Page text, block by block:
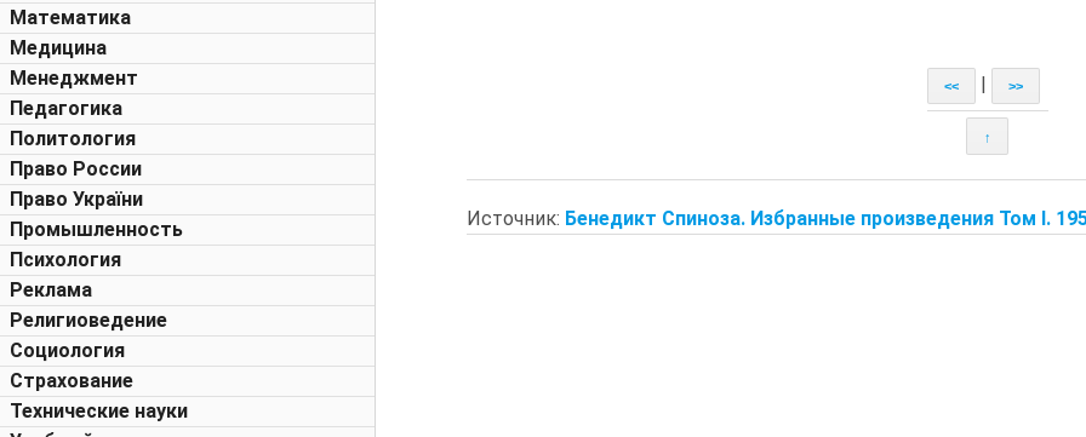
Математика
Медицина
Менеджмент
Педагогика
Политология
Право России
Право України
Промышленность
Психология
Реклама
Религиоведение
Социология
Страхование
Технические науки
<< >>
↑
Источник: Бенедикт Спиноза. Избранные произведения Том I.